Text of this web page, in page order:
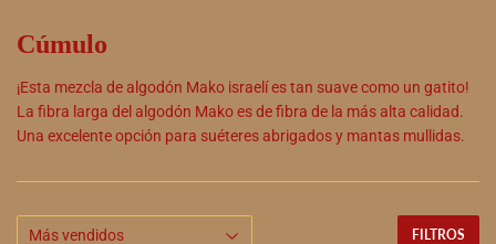
Cúmulo
¡Esta mezcla de algodón Mako israelí es tan suave como un gatito!
La fibra larga del algodón Mako es de fibra de la más alta calidad.
Una excelente opción para suéteres abrigados y mantas mullidas.
FILTROS